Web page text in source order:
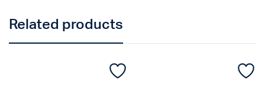
Related products